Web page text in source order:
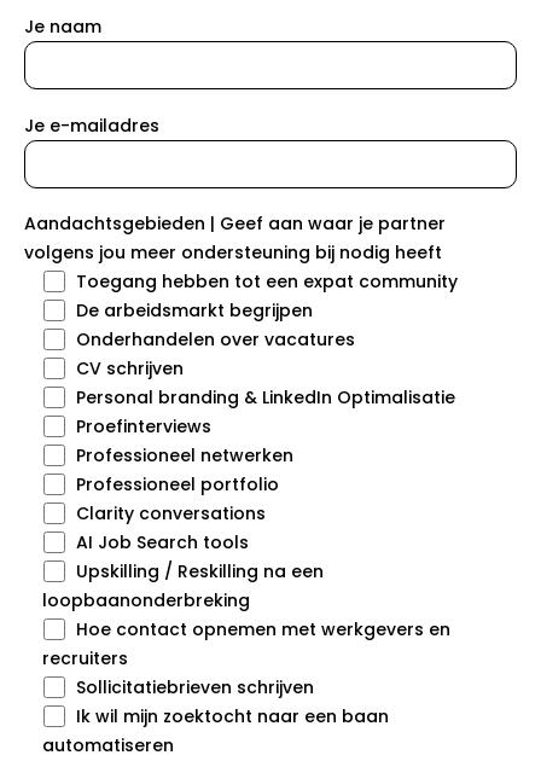
Je naam
Je e-mailadres
Aandachtsgebieden | Geef aan waar je partner
volgens jou meer ondersteuning bij nodig heeft
Toegang hebben tot een expat community
De arbeidsmarkt begrijpen
Onderhandelen over vacatures
CV schrijven
Personal branding & LinkedIn Optimalisatie
Proefinterviews
Professioneel netwerken
Professioneel portfolio
Clarity conversations
AI Job Search tools
Upskilling / Reskilling na een
loopbaanonderbreking
Hoe contact opnemen met werkgevers en
recruiters
Sollicitatiebrieven schrijven
Ik wil mijn zoektocht naar een baan
automatiseren